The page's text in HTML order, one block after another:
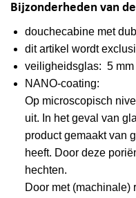
Bijzonderheden van
douchecabine met
dit artikel wordt
veiligheidsglas: 5 mm
NANO-coating:
Op microscopisch
uit. In het geval van
product gemaakt van
heeft. Door deze
hechten.
Door met (machinale)